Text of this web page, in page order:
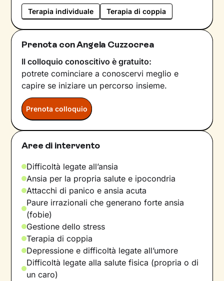
Terapia individuale Terapia di coppia
Prenota con Angela Cuzzocrea
Il colloquio conoscitivo è gratuito:
potrete cominciare a conoscervi meglio e
capire se iniziare un percorso insieme.
Prenota colloquio
Aree di intervento
Difficoltà legate all’ansia
Ansia per la propria salute e ipocondria
Attacchi di panico e ansia acuta
Paure irrazionali che generano forte ansia
(fobie)
Gestione dello stress
Terapia di coppia
Depressione e difficoltà legate all’umore
Difficoltà legate alla salute fisica (propria o di
un caro)